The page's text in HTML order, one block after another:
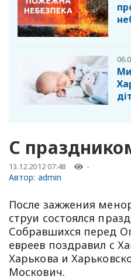
С
13.12.2012 07:48 -
Автор: admin
После зажжения
струи состоялся
Собравшихся перед
евреев поздравил с
Харькова и
Москович.